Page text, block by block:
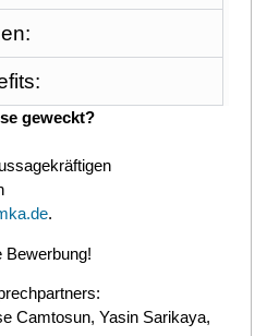
geweckt?
.
Bewerbung!
Camtosun, Yasin Sarikaya,